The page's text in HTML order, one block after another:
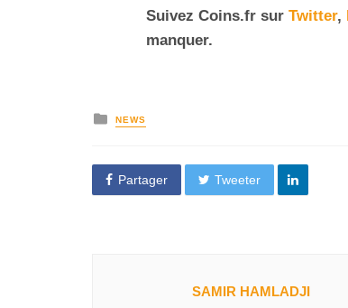
Suivez Coins.fr sur Twitter,
manquer.
NEWS
Partager Tweeter
SAMIR HAMLADJI